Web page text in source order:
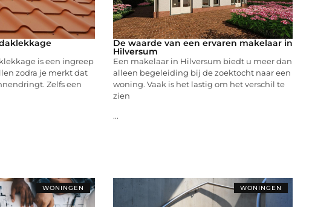
is een ingreep
zodra je merkt dat
Zelfs een
De waarde van een ervaren makelaar in
Hilversum
Een makelaar in Hilversum biedt u meer dan
alleen begeleiding bij de zoektocht naar een
woning. Vaak is het lastig om het verschil te
zien
...
WONINGEN WONINGEN